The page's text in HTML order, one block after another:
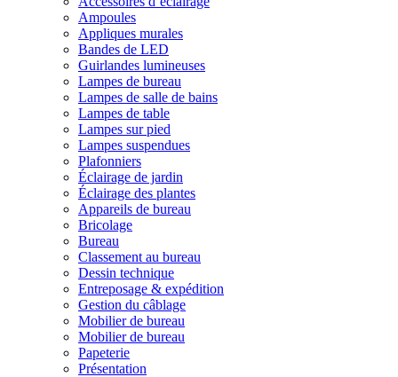
Ampoules
Appliques murales
Bandes de LED
Guirlandes lumineuses
Lampes de bureau
Lampes de salle de bains
Lampes de table
Lampes sur pied
Lampes suspendues
Plafonniers
Éclairage de jardin
Éclairage des plantes
Appareils de bureau
Bricolage
Bureau
Classement au bureau
Dessin technique
Entreposage & expédition
Gestion du câblage
Mobilier de bureau
Mobilier de bureau
Papeterie
Présentation